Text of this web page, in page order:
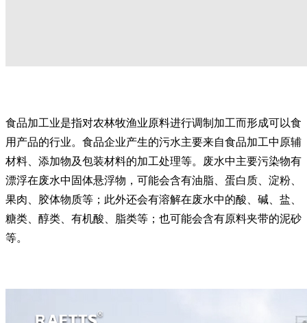
食品加工业是指对农林牧渔业原料进行调制加工而形成可以食
用产品的行业。食品企业产生的污水主要来自食品加工中原辅
材料、添加物及包装材料的加工处理等。废水中主要污染物有
漂浮在废水中固体悬浮物，可能会含有油脂、蛋白质、淀粉、
果肉、胶体物质等；此外还会有溶解在废水中的酸、碱、盐、
糖类、醇类、有机酸、脂类等；也可能会含有原料夹带的泥砂
等。